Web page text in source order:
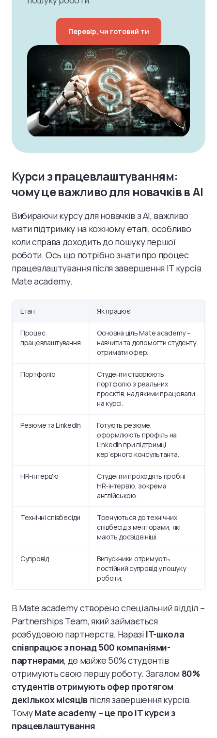
Перевір, чи готовий ти
Курси з працевлаштуванням:
чому це важливо для новачків в AI
Вибираючи курсу для новачків з AI, важливо
мати підтримку на кожному етапі, особливо
коли справа доходить до пошуку першої
роботи. Ось що потрібно знати про процес
працевлаштування після завершення IT курсів
Mate academy.
Етап Як працює
Процес
працевлаштування
Основна ціль Mate academy –
навчити та допомогти студенту
отримати офер.
Портфоліо
Студенти створюють
портфоліо з реальних
проєктів, над якими працювали
на курсі.
Резюме та LinkedIn
Готують резюме,
оформлюють профіль на
LinkedIn при підтримці
кер’єрного консультанта.
HR-інтерв'ю
Студенти проходять пробні
HR-інтерв'ю, зокрема
англійською.
Технічні співбесіди
Тренуються до технічних
співбесід з менторами, які
мають досвід в ніші.
Супровід
Випускники отримують
постійний супровід у пошуку
роботи.
В Mate academy створено спеціальний відділ –
Partnerships Team, який займається
розбудовою партнерств. Наразі IT-школа
співпрацює з понад 500 компаніями-
партнерами, де майже 50% студентів
отримують свою першу роботу. Загалом 80%
студентів отримують офер протягом
декількох місяців після завершення курсів.
ТомуMate academy – це про IT курси з
працевлаштування.